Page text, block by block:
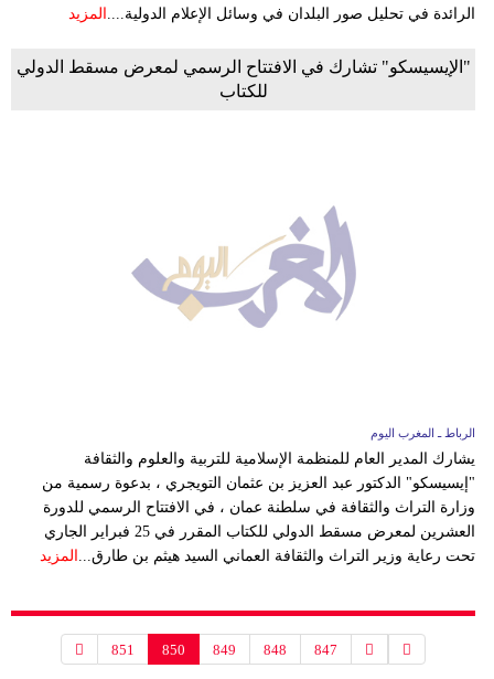
الرائدة في تحليل صور البلدان في وسائل الإعلام الدولية.... المزيد
"الإيسيسكو" تشارك في الافتتاح الرسمي لمعرض مسقط الدولي
للكتاب
الرباط ـ المغرب اليوم
يشارك المدير العام للمنظمة الإسلامية للتربية والعلوم والثقافة
"إيسيسكو" الدكتور عبد العزيز بن عثمان التويجري ، بدعوة رسمية من
وزارة التراث والثقافة في سلطنة عمان ، في الافتتاح الرسمي للدورة
العشرين لمعرض مسقط الدولي للكتاب المقرر في 25 فبراير الجاري
تحت رعاية وزير التراث والثقافة العماني السيد هيثم بن طارق... المزيد
847
848
849
850
851